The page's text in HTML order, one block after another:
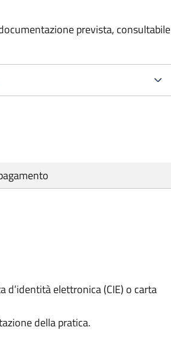
prevista, consultabile
d’identità elettronica (CIE) o carta
della pratica.